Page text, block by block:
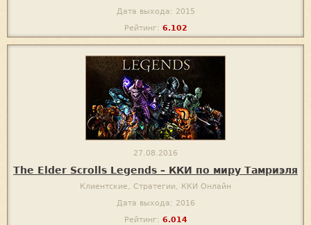
Дата выхода: 2015
Рейтинг: 6.102
27.08.2016
The Elder Scrolls Legends – ККИ по миру Тамриэля
Клиентские, Стратегии, ККИ Онлайн
Дата выхода: 2016
Рейтинг: 6.014